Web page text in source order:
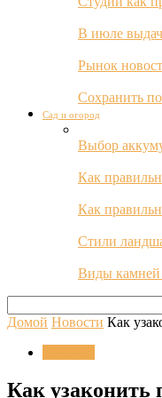
В июле
Рынок
Сохранить
Сад и огород
Выбор
Как
Как
Стили
Виды камней
Домой Новости Как
Как узаконить